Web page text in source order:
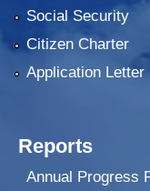
Social Security
Citizen Charter
Application Letter
Reports
Annual Progress